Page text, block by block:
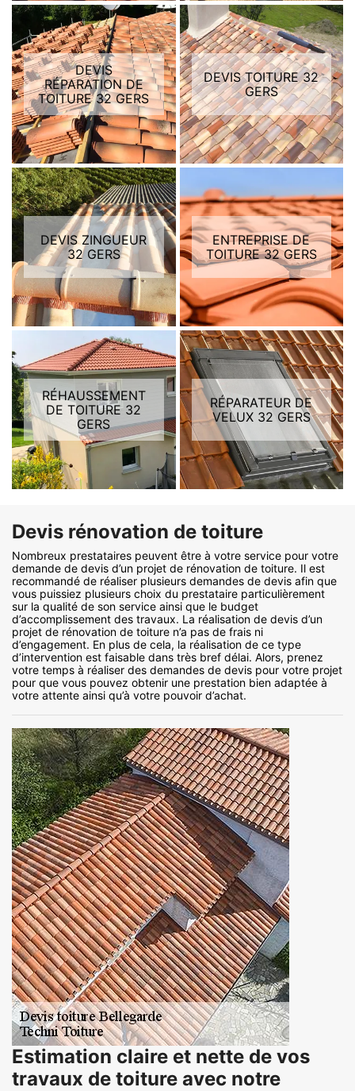
DEVIS
RÉPARATION DE
TOITURE 32 GERS
DEVIS TOITURE 32
GERS
DEVIS ZINGUEUR
32 GERS
ENTREPRISE DE
TOITURE 32 GERS
RÉHAUSSEMENT
DE TOITURE 32
GERS
RÉPARATEUR DE
VELUX 32 GERS
Devis rénovation de toiture
Nombreux prestataires peuvent être à votre service pour votre
demande de devis d’un projet de rénovation de toiture. Il est
recommandé de réaliser plusieurs demandes de devis afin que
vous puissiez plusieurs choix du prestataire particulièrement
sur la qualité de son service ainsi que le budget
d’accomplissement des travaux. La réalisation de devis d’un
projet de rénovation de toiture n’a pas de frais ni
d’engagement. En plus de cela, la réalisation de ce type
d’intervention est faisable dans très bref délai. Alors, prenez
votre temps à réaliser des demandes de devis pour votre projet
pour que vous pouvez obtenir une prestation bien adaptée à
votre attente ainsi qu’à votre pouvoir d’achat.
Estimation claire et nette de vos
travaux de toiture avec notre